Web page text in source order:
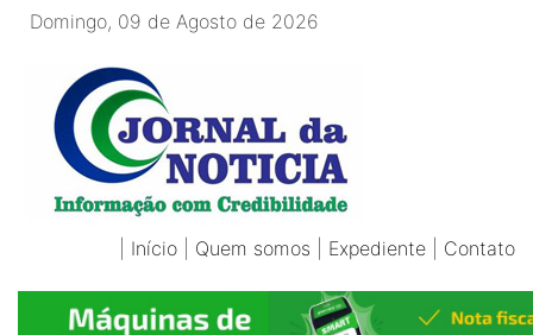
Domingo, 09 de Agosto de 2026
Início Quem somos Expediente Contato